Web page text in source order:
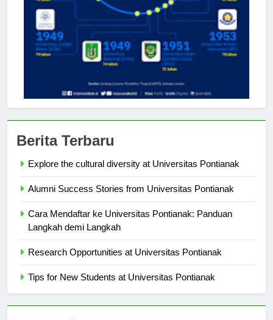
Berita Terbaru
Cara Mendaftar ke Universitas Pontianak: Panduan